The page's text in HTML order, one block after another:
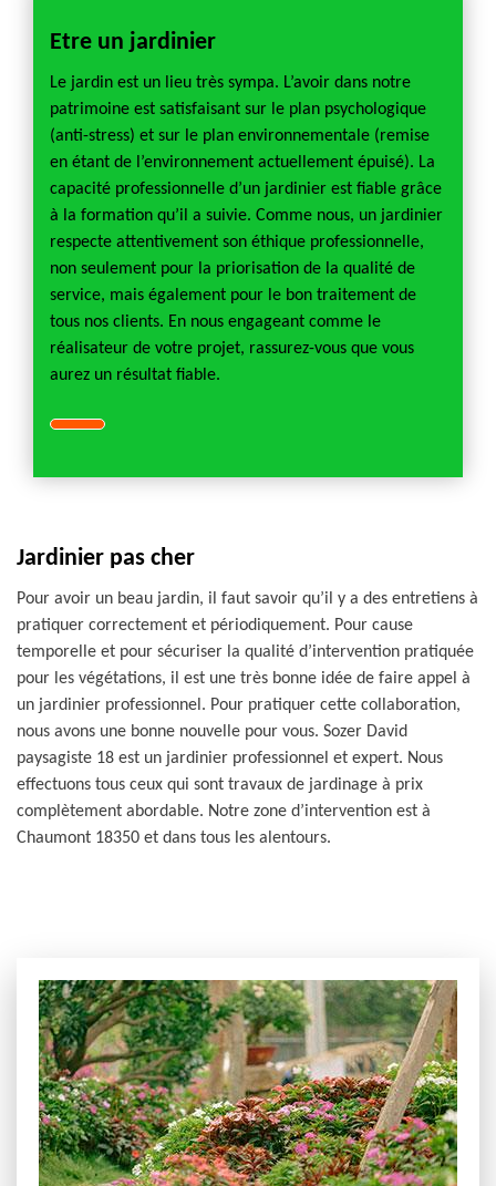
Etre un jardinier
Le jardin est un lieu très sympa. L’avoir dans notre
patrimoine est satisfaisant sur le plan psychologique
(anti-stress) et sur le plan environnementale (remise
en étant de l’environnement actuellement épuisé). La
capacité professionnelle d’un jardinier est fiable grâce
à la formation qu’il a suivie. Comme nous, un jardinier
respecte attentivement son éthique professionnelle,
non seulement pour la priorisation de la qualité de
service, mais également pour le bon traitement de
tous nos clients. En nous engageant comme le
réalisateur de votre projet, rassurez-vous que vous
aurez un résultat fiable.
Jardinier pas cher
Pour avoir un beau jardin, il faut savoir qu’il y a des entretiens à
pratiquer correctement et périodiquement. Pour cause
temporelle et pour sécuriser la qualité d’intervention pratiquée
pour les végétations, il est une très bonne idée de faire appel à
un jardinier professionnel. Pour pratiquer cette collaboration,
nous avons une bonne nouvelle pour vous. Sozer David
paysagiste 18 est un jardinier professionnel et expert. Nous
effectuons tous ceux qui sont travaux de jardinage à prix
complètement abordable. Notre zone d’intervention est à
Chaumont 18350 et dans tous les alentours.